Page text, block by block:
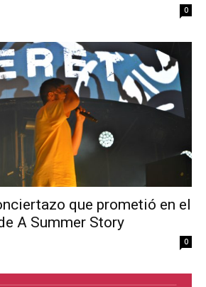
0
que prometió en el
A Summer Story
0